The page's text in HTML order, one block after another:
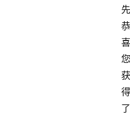
先
恭
喜
您
获
得
了